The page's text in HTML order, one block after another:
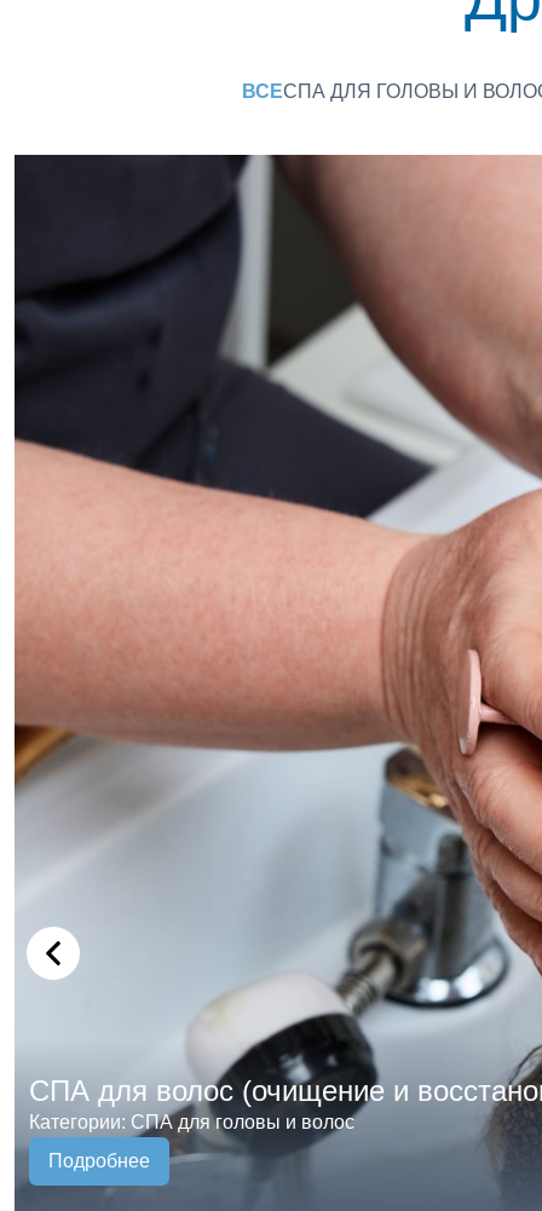
ВСЕСПА ДЛЯ ГОЛОВЫ И
СПА для волос (очищение и
Категории: СПА для головы и волос
Подробнее